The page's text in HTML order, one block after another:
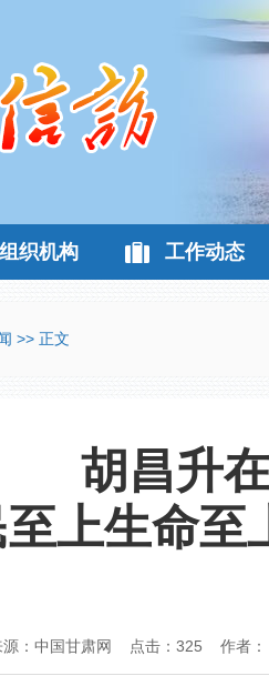
组织机构 工作动态
>> 正文
胡昌升
至上生命
：中国甘肃网 点击： 325 作者：